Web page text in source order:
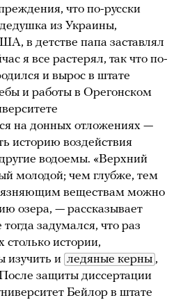
что по-русски
из Украины,
в детстве папа заставлял
я все растерял, так что по-
и вырос в штате
и работы в Орегонском
на донных отложениях —
историю воздействия
водоемы. «Верхний
молодой; чем глубже, тем
веществам можно
озера, — рассказывает
задумался, что раз
истории,
изучить и ледяные керны ,
защиты диссертации
Бейлор в штате